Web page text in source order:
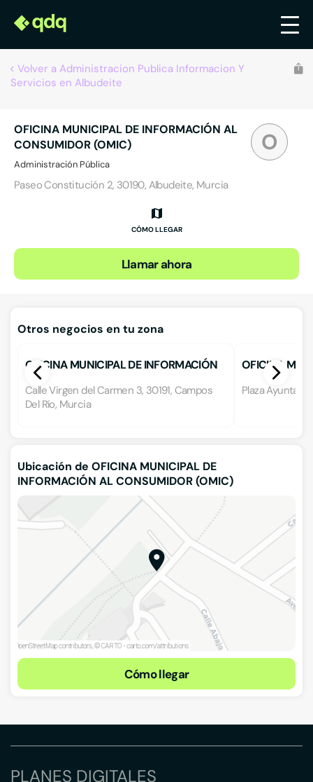
Volver a Administracion Publica Informacion Y
Servicios en Albudeite
O
OFICINA MUNICIPAL DE INFORMACIÓN AL
CONSUMIDOR (OMIC)
Administración Pública
Paseo Constitución 2, 30190, Albudeite, Murcia
CÓMO LLEGAR
Llamar ahora
Otros negocios en tu zona
OFICINA MUNICIPAL DE INFORMACIÓN
AL CONSUMIDOR (OMIC)
Calle Virgen del Carmen 3, 30191, Campos
Del Río, Murcia
OFICINA
AL
Plaza
Ubicación de OFICINA MUNICIPAL DE
INFORMACIÓN AL CONSUMIDOR (OMIC)
Cómo llegar
PLANES DIGITALES